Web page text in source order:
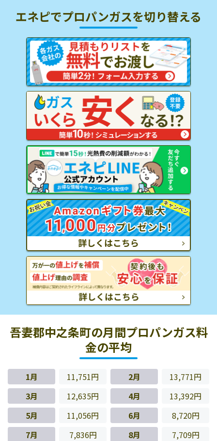
エネピでプロパンガスを切り替える
吾妻郡中之条町の月間プロパンガス料
金の平均
1月 11,751円 2月
13,771円
3月
12,635円 4月
13,392円
5月
11,056円 6月
8,720円
7月
7,836円 8月
7,709円